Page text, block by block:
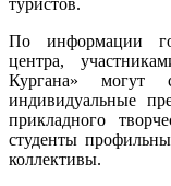
туристов.
По информации
центра,
Кургана» могут
индивидуальные
прикладного
студенты
коллективы.